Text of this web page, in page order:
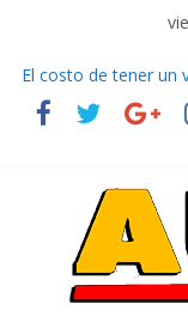
El costo de tener un
decidir
Ultima película
La Vuelta al
La FEDAK recibe